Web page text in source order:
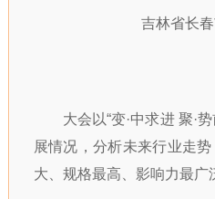
吉林省长春
大会以“变·中求进 聚·势
展情况，分析未来行业走
大、规格最高、影响力最广